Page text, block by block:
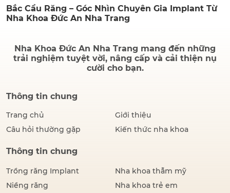
Bắc Cầu Răng – Góc Nhìn Chuyên Gia Implant Từ
Nha Khoa Đức An Nha Trang
Nha Khoa Đức An Nha Trang mang đến những
trải nghiệm tuyệt vời, nâng cấp và cải thiện nụ
cười cho bạn.
Thông tin chung
Trang chủ
Giới thiệu
Câu hỏi thường gặp
Kiến thức nha khoa
Thông tin chung
Trồng răng Implant
Nha khoa thẫm mỹ
Niềng răng
Nha khoa trẻ em